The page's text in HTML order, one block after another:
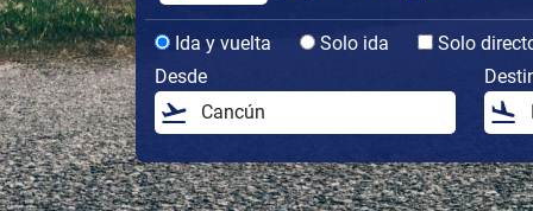
Ida y vuelta Solo ida
Solo
Desde